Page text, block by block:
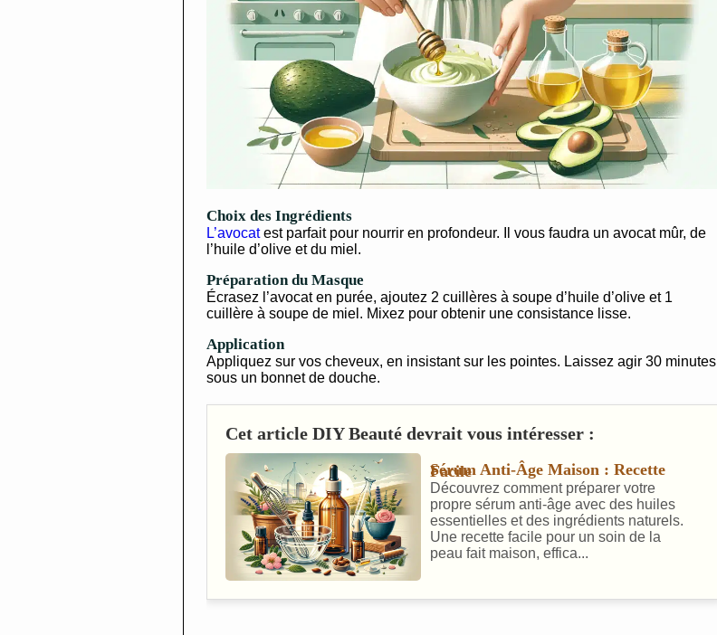
Choix des Ingrédients
L’avocatest parfait pour nourrir en profondeur. Il vous faudra un avocat mûr, de
l’huile d’olive et du miel.
Préparation du Masque
Écrasez l’avocat en purée, ajoutez 2 cuillères à soupe d’huile d’olive et 1
cuillère à soupe de miel. Mixez pour obtenir une consistance lisse.
Application
Appliquez sur vos cheveux, en insistant sur les pointes. Laissez agir 30 minutes
sous un bonnet de douche.
Cet article DIY Beauté devrait vous intéresser :
Sérum Anti-Âge Maison : Recette Facile
Découvrez comment préparer votre
propre sérum anti-âge avec des huiles
essentielles et des ingrédients naturels.
Une recette facile pour un soin de la
peau fait maison, effica...